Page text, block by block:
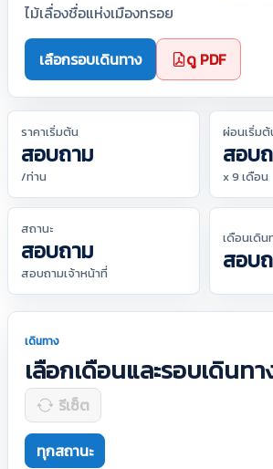
ไม้เลื่องชื่อแห่งเมืองทรอย
เลือกรอบเดินทาง ดู PDF
ราคาเริ่มต้น
สอบถาม
/ท่าน
ผ่อนเริ่มต้
สอบ
x 9 เดือน
สถานะ
สอบถาม
สอบถามเจ้าหน้าที่
เดือนเดิน
สอบ
เดินทาง
เลือกเดือนและรอบเดินทา
รีเซ็ต
ทุกสถานะ